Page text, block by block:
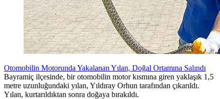
Otomobilin Motorunda Yakalanan Yılan, Doğal Ortamına Salındı
Bayramiç ilçesinde, bir otomobilin motor kısmına giren yaklaşık 1,5
metre uzunluğundaki yılan, Yıldıray Orhun tarafından çıkarıldı.
Yılan, kurtarıldıktan sonra doğaya bırakıldı.